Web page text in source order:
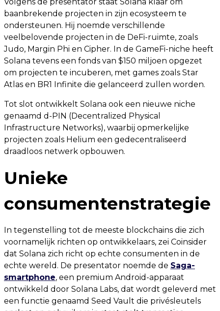
baanbrekende projecten in zijn ecosysteem te
ondersteunen. Hij noemde verschillende
veelbelovende projecten in de DeFi-ruimte, zoals
Judo, Margin Phi en Cipher. In de GameFi-niche heeft
Solana tevens een fonds van $150 miljoen opgezet
om projecten te incuberen, met games zoals Star
Atlas en BR1 Infinite die gelanceerd zullen worden.
Tot slot ontwikkelt Solana ook een nieuwe niche
genaamd d-PIN (Decentralized Physical
Infrastructure Networks), waarbij opmerkelijke
projecten zoals Helium een gedecentraliseerd
draadloos netwerk opbouwen.
Unieke
consumentenstrategie
In tegenstelling tot de meeste blockchains die zich
voornamelijk richten op ontwikkelaars, zei Coinsider
dat Solana zich richt op echte consumenten in de
echte wereld. De presentator noemde de Saga-
smartphone, een premium Android-apparaat
ontwikkeld door Solana Labs, dat wordt geleverd met
een functie genaamd Seed Vault die privésleutels